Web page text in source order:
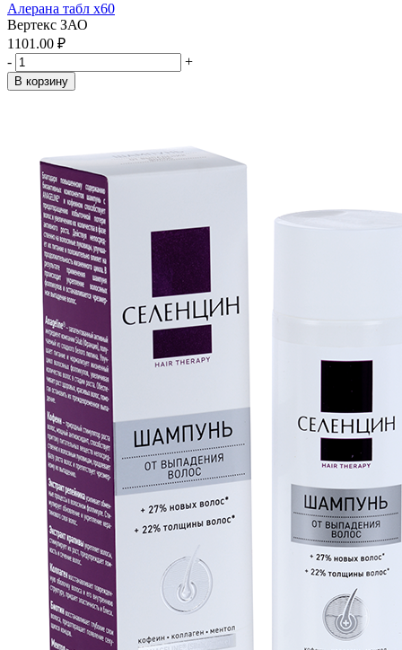
Алерана табл x60
Вертекс ЗАО
1101.00 ₽
-
+
В корзину